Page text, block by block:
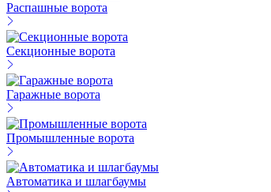
Распашные ворота
Секционные ворота
Гаражные ворота
Промышленные ворота
Автоматика и шлагбаумы